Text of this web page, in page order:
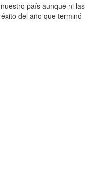
país aunque ni las
del año que terminó